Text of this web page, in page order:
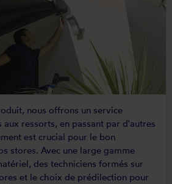
nous offrons un service
aux ressorts, en passant par d'autres
est crucial pour le bon
stores. Avec une large gamme
des techniciens formés sur
et le choix de prédilection pour